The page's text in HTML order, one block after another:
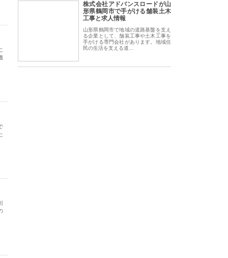
株式会社アドバンスロードが山
形県鶴岡市で手がける舗装土木
工事と求人情報
山形県鶴岡市で地域の道路基盤を支え
る企業として、舗装工事や土木工事を
手がける専門会社があります。地域住
民の生活を支える道…